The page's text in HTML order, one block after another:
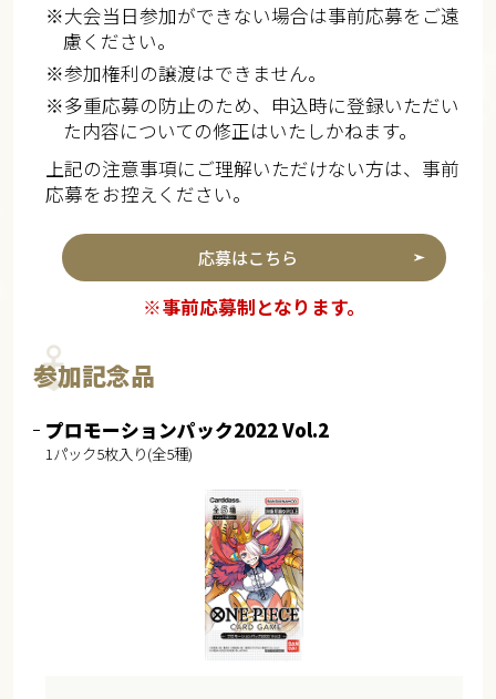
※大会当日参加ができない場合は事前応募をご遠
慮ください。
※参加権利の譲渡はできません。
※多重応募の防止のため、申込時に登録いただい
た内容についての修正はいたしかねます。
上記の注意事項にご理解いただけない方は、事前
応募をお控えください。
応募はこちら
※事前応募制となります。
参加記念品
プロモーションパック2022 Vol.2
1パック5枚入り(全5種)